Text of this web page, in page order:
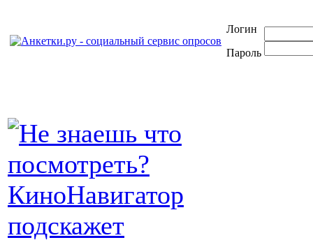
Логин
Пароль